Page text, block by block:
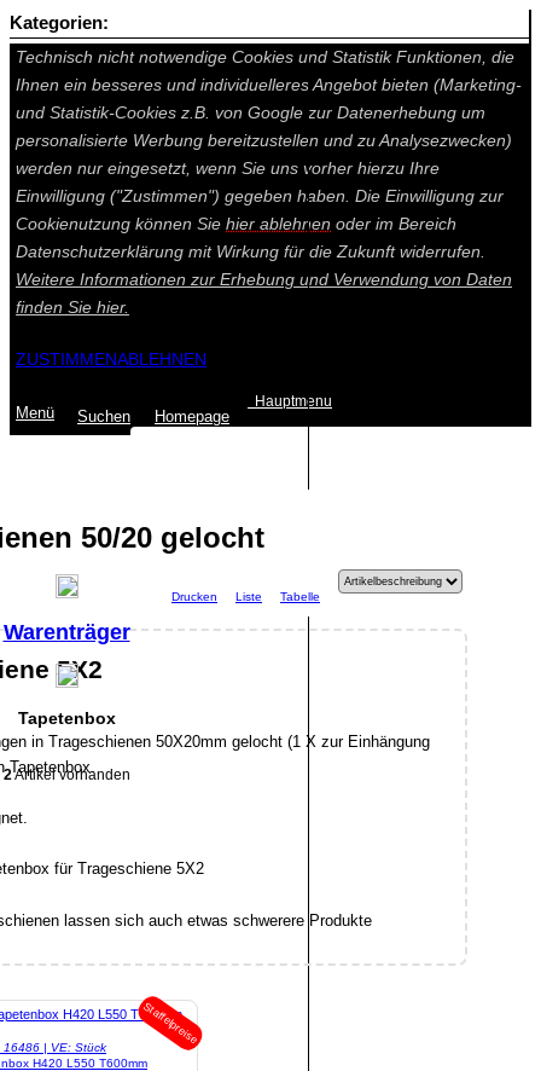
Auf dieser Seite werden technisch notwendige Cookies gesetzt.
Technisch nicht notwendige Cookies und Statistik Funktionen, die
Ihnen ein besseres und individuelleres Angebot bieten (Marketing-
und Statistik-Cookies z.B. von Google zur Datenerhebung um
personalisierte Werbung bereitzustellen und zu Analysezwecken)
werden nur eingesetzt, wenn Sie uns vorher hierzu Ihre
Einwilligung ("Zustimmen") gegeben haben. Die Einwilligung zur
Cookienutzung können Sie hier ablehnen oder im Bereich
Datenschutzerklärung mit Wirkung für die Zukunft widerrufen.
Weitere Informationen zur Erhebung und Verwendung von Daten
finden Sie hier.
ZUSTIMMENABLEHNEN
Menü Suchen Homepage
Hauptmenu
50/20 gelocht
Warenträger
Tapetenbox
2Artikel vorhanden
Drucken Liste Tabelle
5X2
in Trageschienen 50X20mm gelocht (1 X zur Einhängung
lassen sich auch etwas schwerere Produkte
Staffelpreise
16486 | VE: Stück
H420 L550 T600mm
Kategorien: